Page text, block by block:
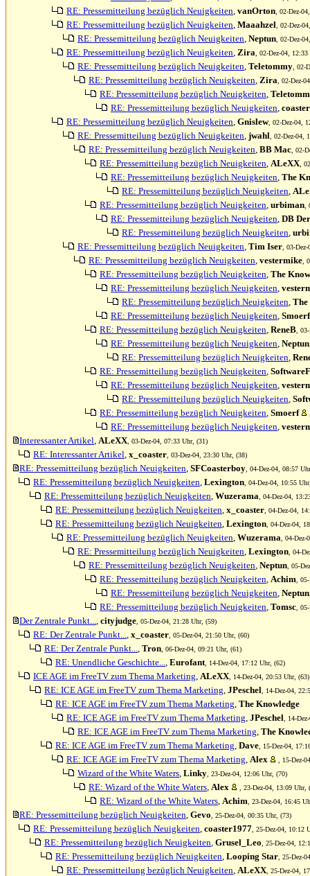
RE: Pressemitteilung bezüglich Neuigkeiten, vanOrton , 02-Dez-
RE: Pressemitteilung bezüglich Neuigkeiten, Maaahzel , 02-Dez-
RE: Pressemitteilung bezüglich Neuigkeiten, Neptun , 02-Dez-
RE: Pressemitteilung bezüglich Neuigkeiten, Zira , 02-Dez-04,
RE: Pressemitteilung bezüglich Neuigkeiten, Teletommy , 02-
RE: Pressemitteilung bezüglich Neuigkeiten, Zira , 02-Dez-
RE: Pressemitteilung bezüglich Neuigkeiten,
RE: Pressemitteilung bezüglich Neuigkeiten,
RE: Pressemitteilung bezüglich Neuigkeiten, Gnislew, 02-Dez-04,
RE: Pressemitteilung bezüglich Neuigkeiten, jwahl , 02-Dez-04,
RE: Pressemitteilung bezüglich Neuigkeiten, BB Mac , 02-
RE: Pressemitteilung bezüglich Neuigkeiten, ALeXX ,
RE: Pressemitteilung bezüglich Neuigkeiten, The
RE: Pressemitteilung bezüglich Neuigkeiten,
RE: Pressemitteilung bezüglich Neuigkeiten, urbiman
RE: Pressemitteilung bezüglich Neuigkeiten, DB
RE: Pressemitteilung bezüglich Neuigkeiten,
RE: Pressemitteilung bezüglich Neuigkeiten, Tim Iser , 03-
RE: Pressemitteilung bezüglich Neuigkeiten, vestermike ,
RE: Pressemitteilung bezüglich Neuigkeiten, The
RE: Pressemitteilung bezüglich Neuigkeiten,
RE: Pressemitteilung bezüglich Neuigkeiten, The
RE: Pressemitteilung bezüglich Neuigkeiten, Smoerf
RE: Pressemitteilung bezüglich Neuigkeiten, ReneB ,
RE: Pressemitteilung bezüglich Neuigkeiten, Neptun
RE: Pressemitteilung bezüglich Neuigkeiten,
RE: Pressemitteilung bezüglich Neuigkeiten,
RE: Pressemitteilung bezüglich Neuigkeiten,
RE: Pressemitteilung bezüglich Neuigkeiten,
RE: Pressemitteilung bezüglich Neuigkeiten, Smoerf
RE: Pressemitteilung bezüglich Neuigkeiten,
Interessanter Artikel, ALeXX , 03-Dez-04, 07:33 Uhr, (31)
RE: Interessanter Artikel, x_coaster , 03-Dez-04, 23:30 Uhr, (38)
RE: Pressemitteilung bezüglich Neuigkeiten, SFCoasterboy , 04-Dez-04, 08:57
RE: Pressemitteilung bezüglich Neuigkeiten, Lexington , 04-Dez-04, 10:55
RE: Pressemitteilung bezüglich Neuigkeiten, Wuzerama , 04-Dez-04,
RE: Pressemitteilung bezüglich Neuigkeiten, x_coaster , 04-Dez-04,
RE: Pressemitteilung bezüglich Neuigkeiten, Lexington , 04-Dez-04,
RE: Pressemitteilung bezüglich Neuigkeiten, Wuzerama , 04-
RE: Pressemitteilung bezüglich Neuigkeiten, Lexington , 04-
RE: Pressemitteilung bezüglich Neuigkeiten, Neptun , 05-
RE: Pressemitteilung bezüglich Neuigkeiten, Achim ,
RE: Pressemitteilung bezüglich Neuigkeiten, Neptun
RE: Pressemitteilung bezüglich Neuigkeiten, Tomsc ,
Der Zentrale Punkt..., cityjudge , 05-Dez-04, 21:28 Uhr, (59)
RE: Der Zentrale Punkt..., x_coaster , 05-Dez-04, 21:50 Uhr, (60)
RE: Der Zentrale Punkt..., Tron , 06-Dez-04, 09:21 Uhr, (61)
RE: Unendliche Geschichte..., Eurofant , 14-Dez-04, 17:12 Uhr, (62)
ICE AGE im FreeTV zum Thema Marketing, ALeXX , 14-Dez-04, 20:53 Uhr, (63)
RE: ICE AGE im FreeTV zum Thema Marketing, JPeschel , 14-Dez-04,
RE: ICE AGE im FreeTV zum Thema Marketing, The Knowledge
RE: ICE AGE im FreeTV zum Thema Marketing, JPeschel , 14-
RE: ICE AGE im FreeTV zum Thema Marketing, The
RE: ICE AGE im FreeTV zum Thema Marketing, Dave , 15-Dez-04,
RE: ICE AGE im FreeTV zum Thema Marketing, Alex , 15-Dez-
Wizard of the White Waters, Linky , 23-Dez-04, 12:06 Uhr, (70)
RE: Wizard of the White Waters, Alex , 23-Dez-04, 13:09 Uhr,
RE: Wizard of the White Waters, Achim , 23-Dez-04, 16:45
RE: Pressemitteilung bezüglich Neuigkeiten, Gevo , 25-Dez-04, 00:35 Uhr, (73)
RE: Pressemitteilung bezüglich Neuigkeiten, coaster1977 , 25-Dez-04, 10:12
RE: Pressemitteilung bezüglich Neuigkeiten, Grusel_Leo , 25-Dez-04,
RE: Pressemitteilung bezüglich Neuigkeiten, Looping Star , 25-Dez-
RE: Pressemitteilung bezüglich Neuigkeiten, ALeXX , 25-Dez-04,